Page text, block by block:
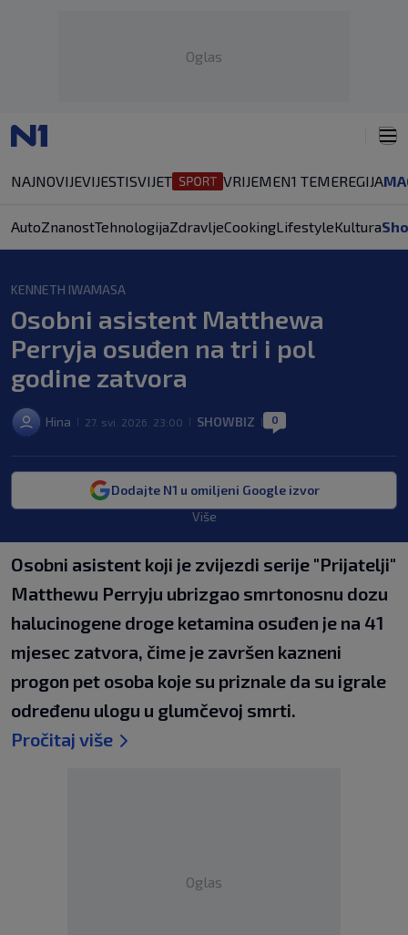
Oglas
NAJNOVIJEVIJESTISVIJET VRIJEMEN1 TEMEREGIJA
AutoZnanostTehnologijaZdravljeCookingLifestyleKultura
KENNETH IWAMASA
Osobni asistent Matthewa
Perryja osuđen na tri i pol
godine zatvora
Hina 27. svi. 2026. 23:00 SHOWBIZ 0
Dodajte N1 u omiljeni Google izvor
Više
Osobni asistent koji je zvijezdi serije "Prijatelji"
Matthewu Perryju ubrizgao smrtonosnu dozu
halucinogene droge ketamina osuđen je na 41
mjesec zatvora, čime je završen kazneni
progon pet osoba koje su priznale da su igrale
određenu ulogu u glumčevoj smrti.
Pročitaj više
Oglas